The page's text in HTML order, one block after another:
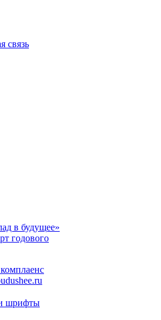
связь
шрифты